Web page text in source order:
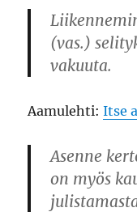
(vas.)
vakuuta.
Aamulehti:Itse
Asenne
on myös